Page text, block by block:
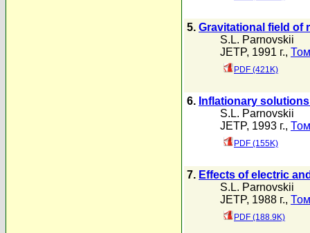
5. Gravitational field of
S.L. Parnovskii
JETP, 1991 г.,
PDF (421K)
6. Inflationary
S.L. Parnovskii
JETP, 1993 г.,
PDF (155K)
7. Effects of electric
S.L. Parnovskii
JETP, 1988 г.,
PDF (188.9K)